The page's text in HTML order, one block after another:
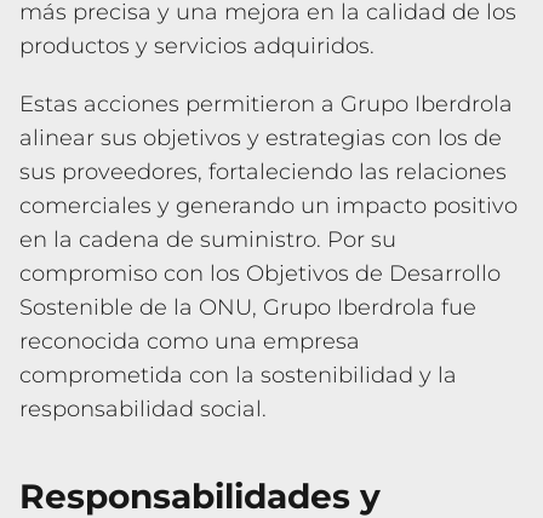
más precisa y una mejora en la calidad de los
productos y servicios adquiridos.
Estas acciones permitieron a Grupo Iberdrola
alinear sus objetivos y estrategias con los de
sus proveedores, fortaleciendo las relaciones
comerciales y generando un impacto positivo
en la cadena de suministro. Por su
compromiso con los Objetivos de Desarrollo
Sostenible de la ONU, Grupo Iberdrola fue
reconocida como una empresa
comprometida con la sostenibilidad y la
responsabilidad social.
Responsabilidades y